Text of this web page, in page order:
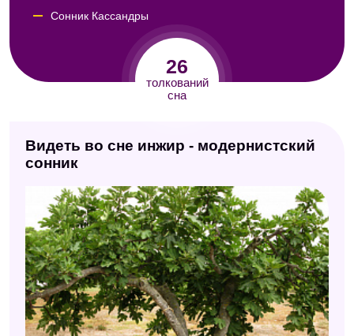
26
толкований
сна
Сонник Кассандры
Сонник целительницы Федоровской
Английский сонник
Семейный сонник
Сонник по алфавиту (Мельников)
Сонник Симеона Прозорова
Сонник 2012
Французский сонник
Сонник Миллера
Видеть во сне инжир - модернистский
сонник